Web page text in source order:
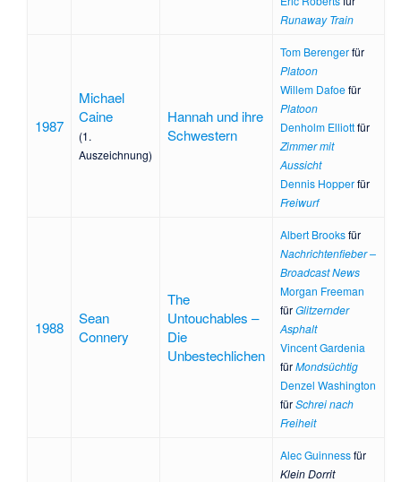
Runaway Train
1987
Michael
Caine
(1.
Auszeichnung)
Hannah und ihre
Schwestern
Tom Berengerfür
Platoon
Willem Dafoefür
Platoon
Denholm Elliottfür
Zimmer mit
Aussicht
Dennis Hopperfür
Freiwurf
1988
Sean
Connery
The
Untouchables –
Die
Unbestechlichen
Albert Brooksfür
Nachrichtenfieber –
Broadcast News
Morgan Freeman
fürGlitzernder
Asphalt
Vincent Gardenia
fürMondsüchtig
Denzel Washington
fürSchrei nach
Freiheit
Alec Guinnessfür
Klein Dorrit